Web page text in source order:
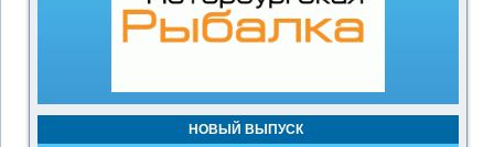
НОВЫЙ ВЫПУСК